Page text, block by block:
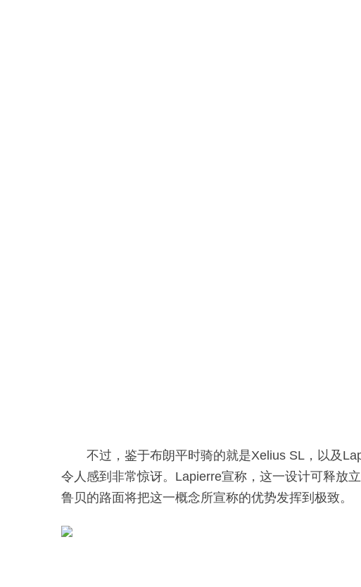
不过，鉴于布朗平时骑的就是Xelius SL，以及
令人感到非常惊讶。Lapierre宣称，这一设计可释放
鲁贝的路面将把这一概念所宣称的优势发挥到极致。